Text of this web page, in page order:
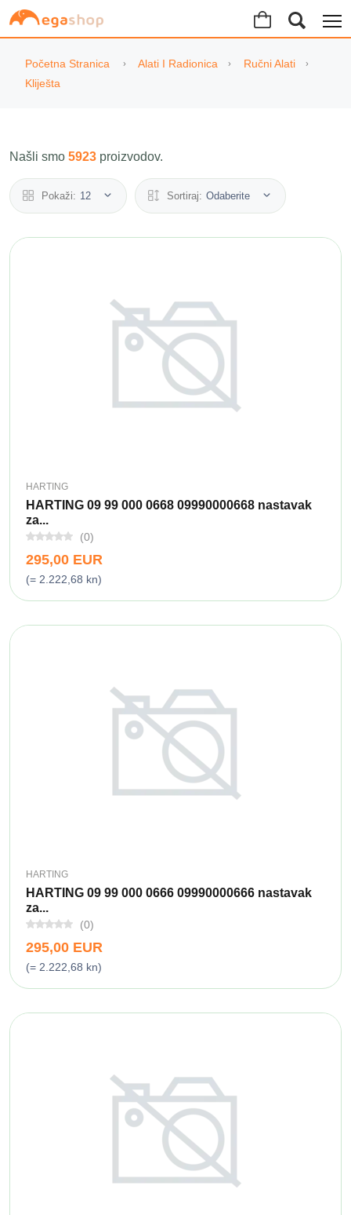
Početna Stranica Alati I Radionica
Ručni Alati
Kliješta
Našli smo 5923 proizvodov.
Pokaži: 12 Sortiraj: Odaberite
HARTING
HARTING 09 99 000 0668 09990000668 nastavak
za...
(0)
295,00 EUR
(= 2.222,68 kn)
HARTING
HARTING 09 99 000 0666 09990000666 nastavak
za...
(0)
295,00 EUR
(= 2.222,68 kn)